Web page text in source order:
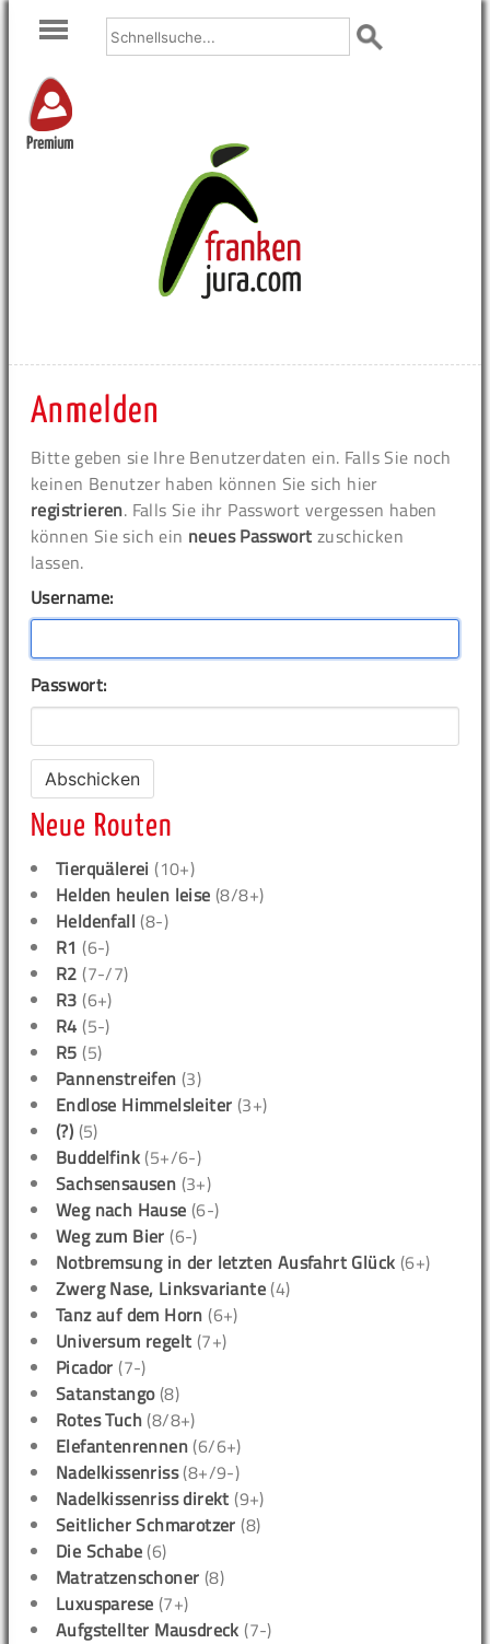
Premium
Anmelden
Bitte geben sie Ihre Benutzerdaten ein. Falls Sie noch
keinen Benutzer haben können Sie sich hier
registrieren. Falls Sie ihr Passwort vergessen haben
können Sie sich ein neues Passwort zuschicken
lassen.
Username:
Passwort:
Neue Routen
Tierquälerei (10+)
Helden heulen leise (8/8+)
Heldenfall (8-)
R1 (6-)
R2 (7-/7)
R3 (6+)
R4 (5-)
R5 (5)
Pannenstreifen (3)
Endlose Himmelsleiter (3+)
(?) (5)
Buddelfink (5+/6-)
Sachsensausen (3+)
Weg nach Hause (6-)
Weg zum Bier (6-)
Notbremsung in der letzten Ausfahrt Glück (6+)
Zwerg Nase, Linksvariante (4)
Tanz auf dem Horn (6+)
Universum regelt (7+)
Picador (7-)
Satanstango(8)
Rotes Tuch (8/8+)
Elefantenrennen (6/6+)
Nadelkissenriss(8+/9-)
Nadelkissenriss direkt (9+)
Seitlicher Schmarotzer (8)
Die Schabe (6)
Matratzenschoner (8)
Luxusparese (7+)
Aufgstellter Mausdreck (7-)